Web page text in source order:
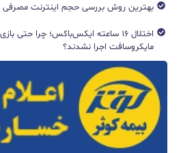
بهترین روش بررسی حجم اینترنت مصرفی
اختلال ۱۶ ساعته ایکس‌باکس؛ چرا
مایکروسافت اجرا نشدند؟